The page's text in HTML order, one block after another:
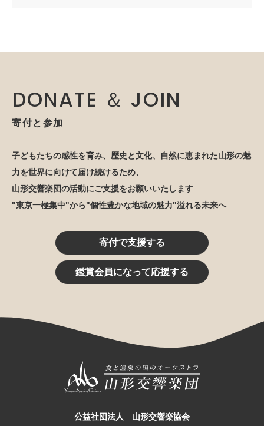
DONATE ＆ JOIN
寄付と参加
子どもたちの感性を育み、歴史と文化、自然に恵まれた山形の魅
力を世界に向けて届け続けるため、
山形交響楽団の活動にご支援をお願いいたします
"東京一極集中"から"個性豊かな地域の魅力"溢れる未来へ
寄付で支援する
鑑賞会員になって応援する
公益社団法人 山形交響楽協会